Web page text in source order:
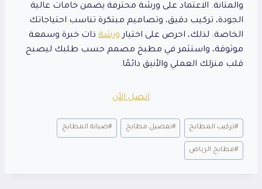
والمتانة. الاعتماد على ورشة محترفة يضمن خامات عالية
الجودة، تركيب دقيق، وتصاميم مبتكرة تناسب احتياجاتك
الخاصة. لذلك، احرص على اختيار ورشة ذات خبرة وسمعة
موثوقة، واستثمر في مطبخ مصمم حسب طلبك ليصبح
قلب منزلك العملي والأنيق دائمًا.
اتصل الأن
وسوم
المقال:
#تركيب المطابخ #تفصيل مطابخ #صيانة المطابخ
#مطابخ الرياض